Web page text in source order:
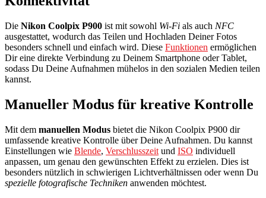
Die Nikon Coolpix P900 ist mit sowohl Wi-Fi als auch NFC
ausgestattet, wodurch das Teilen und Hochladen Deiner Fotos
besonders schnell und einfach wird. Diese Funktionen ermöglichen
Dir eine direkte Verbindung zu Deinem Smartphone oder Tablet,
sodass Du Deine Aufnahmen mühelos in den sozialen Medien teilen
kannst.
Manueller Modus für kreative Kontrolle
Mit dem manuellen Modus bietet die Nikon Coolpix P900 dir
umfassende kreative Kontrolle über Deine Aufnahmen. Du kannst
Einstellungen wie Blende, Verschlusszeit und ISO individuell
anpassen, um genau den gewünschten Effekt zu erzielen. Dies ist
besonders nützlich in schwierigen Lichtverhältnissen oder wenn Du
spezielle fotografische Techniken anwenden möchtest.